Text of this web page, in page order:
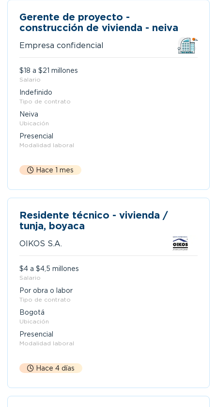
Gerente de proyecto -
construcción de vivienda - neiva
Empresa confidencial
$18 a $21 millones
Salario
Indefinido
Tipo de contrato
Neiva
Ubicación
Presencial
Modalidad laboral
Hace 1 mes
Residente técnico - vivienda /
tunja, boyaca
OIKOS S.A.
$4 a $4,5 millones
Salario
Por obra o labor
Tipo de contrato
Bogotá
Ubicación
Presencial
Modalidad laboral
Hace 4 días